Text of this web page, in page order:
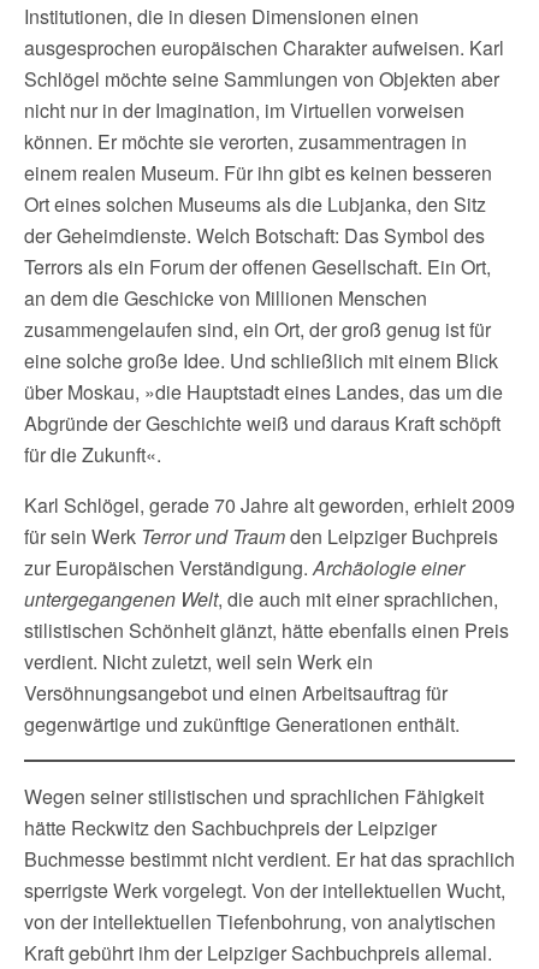
Institutionen, die in diesen Dimensionen einen
ausgesprochen europäischen Charakter aufweisen. Karl
Schlögel möchte seine Sammlungen von Objekten aber
nicht nur in der Imagination, im Virtuellen vorweisen
können. Er möchte sie verorten, zusammentragen in
einem realen Museum. Für ihn gibt es keinen besseren
Ort eines solchen Museums als die Lubjanka, den Sitz
der Geheimdienste. Welch Botschaft: Das Symbol des
Terrors als ein Forum der offenen Gesellschaft. Ein Ort,
an dem die Geschicke von Millionen Menschen
zusammengelaufen sind, ein Ort, der groß genug ist für
eine solche große Idee. Und schließlich mit einem Blick
über Moskau, »die Hauptstadt eines Landes, das um die
Abgründe der Geschichte weiß und daraus Kraft schöpft
für die Zukunft«.
Karl Schlögel, gerade 70 Jahre alt geworden, erhielt 2009
für sein Werk Terror und Traumden Leipziger Buchpreis
zur Europäischen Verständigung.Archäologie einer
untergegangenen Welt, die auch mit einer sprachlichen,
stilistischen Schönheit glänzt, hätte ebenfalls einen Preis
verdient. Nicht zuletzt, weil sein Werk ein
Versöhnungsangebot und einen Arbeitsauftrag für
gegenwärtige und zukünftige Generationen enthält.
Wegen seiner stilistischen und sprachlichen Fähigkeit
hätte Reckwitz den Sachbuchpreis der Leipziger
Buchmesse bestimmt nicht verdient. Er hat das sprachlich
sperrigste Werk vorgelegt. Von der intellektuellen Wucht,
von der intellektuellen Tiefenbohrung, von analytischen
Kraft gebührt ihm der Leipziger Sachbuchpreis allemal.